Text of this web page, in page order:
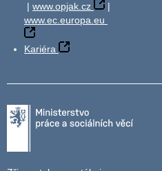
| www.opjak.cz
|
www.ec.europa.eu
Kariéra